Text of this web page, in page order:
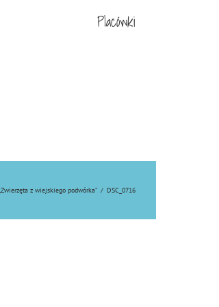
Placówki
„Zwierzęta z wiejskiego podwórka” / DSC_0716